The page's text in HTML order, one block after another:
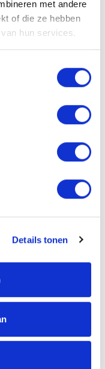
met andere
of die ze hebben
hun services.
Details tonen